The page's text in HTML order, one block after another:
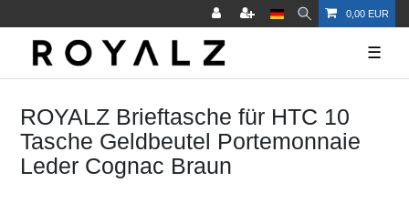
0,00 EUR
☰
ROYALZ Brieftasche für HTC 10
Tasche Geldbeutel Portemonnaie
Leder Cognac Braun